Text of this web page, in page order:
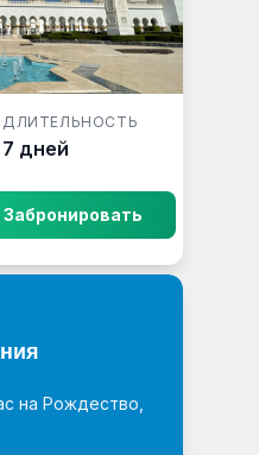
ДЛИТЕЛЬНОСТЬ
7 дней
Забронировать
на Рождество,